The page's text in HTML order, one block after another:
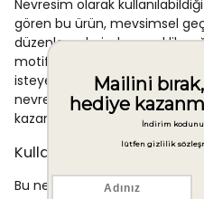
Nevresim olarak
gören bu ürün, mevsimsel
düzenlemelerinde esneklik
motifli baskısıyla doğal renk
isteyenler için uygun bir
nevresimin kenar hatlarına
kazandırarak genel estetiği
Kullanım Alanları
Bu nevresim takımı, çift